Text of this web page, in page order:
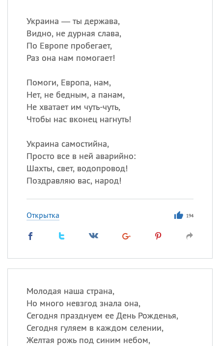
Украина — ты держава,
Видно, не дурная слава,
По Европе пробегает,
Раз она нам помогает!
Помоги, Европа, нам,
Нет, не бедным, а панам,
Не хватает им чуть-чуть,
Чтобы нас вконец нагнуть!
Украина самостийна,
Просто все в ней аварийно:
Шахты, свет, водопровод!
Поздравляю вас, народ!
Открытка 194
Молодая наша страна,
Но много невзгод знала она,
Сегодня празднуем ее День Рожденья,
Сегодня гуляем в каждом селении,
Желтая рожь под синим небом,